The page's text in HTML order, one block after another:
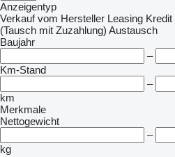
Anzeigentyp
Verkauf vom Hersteller Leasing Kredit
(Tausch mit Zuzahlung) Austausch
Baujahr
–
Km-Stand
–
km
Merkmale
Nettogewicht
–
kg